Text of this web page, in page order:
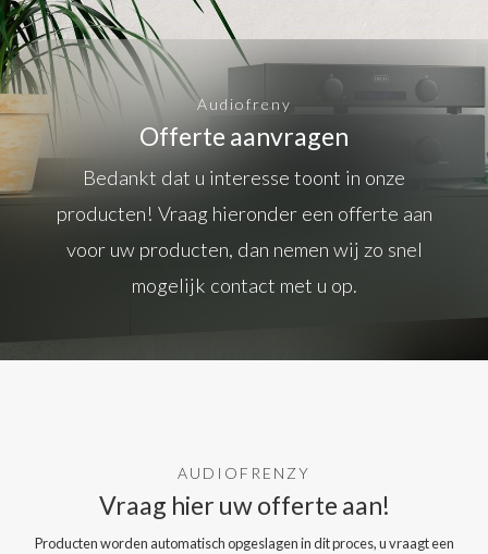
Audiofreny
Offerte aanvragen
Bedankt dat u interesse toont in onze
producten! Vraag hieronder een offerte aan
voor uw producten, dan nemen wij zo snel
mogelijk contact met u op.
AUDIOFRENZY
Vraag hier uw offerte aan!
Producten worden automatisch opgeslagen in dit proces, u vraagt een